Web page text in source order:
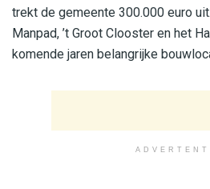
trekt de gemeente 300.000 euro
Manpad, ’t Groot Clooster en het
komende jaren belangrijke